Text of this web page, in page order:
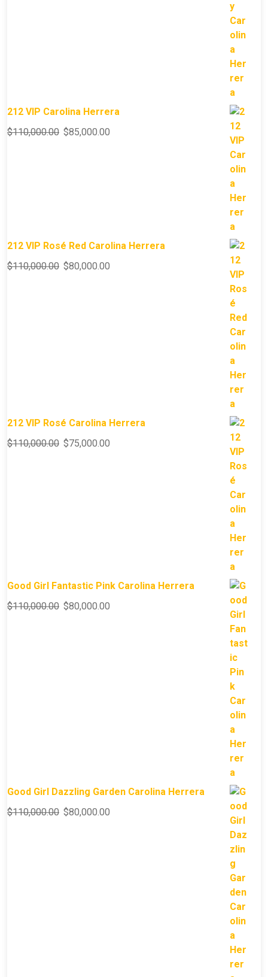
212 VIP Carolina Herrera
$110,000.00 $85,000.00
212 VIP Rosé Red Carolina Herrera
$110,000.00 $80,000.00
212 VIP Rosé Carolina Herrera
$110,000.00 $75,000.00
Good Girl Fantastic Pink Carolina Herrera
$110,000.00 $80,000.00
Good Girl Dazzling Garden Carolina Herrera
$110,000.00 $80,000.00